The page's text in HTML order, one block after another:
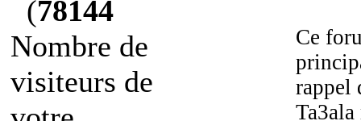
(78144
Nombre de
visiteurs de
Ce
rappel
Ta3ala